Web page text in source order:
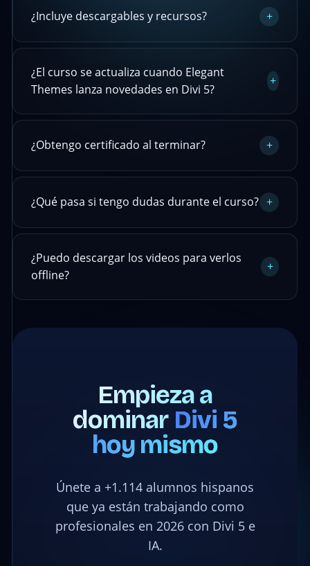
¿Incluye descargables y recursos? +
¿El curso se actualiza cuando Elegant
Themes lanza novedades en Divi 5?
+
¿Obtengo certificado al terminar? +
¿Qué pasa si tengo dudas durante el curso? +
¿Puedo descargar los videos para verlos
offline?
+
Empieza a
dominar Divi 5
hoy mismo
Únete a +1.114 alumnos hispanos
que ya están trabajando como
profesionales en 2026 con Divi 5 e
IA.